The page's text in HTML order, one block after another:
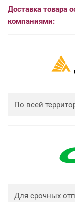
Доставка товара
компаниями:
По всей
Для срочных